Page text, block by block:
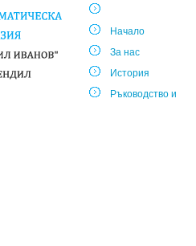
Начало
За нас
История
Ръководство и